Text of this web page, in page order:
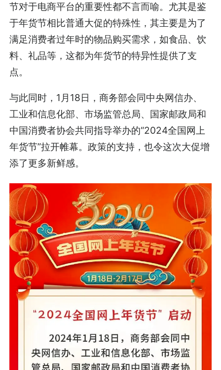
节对于电商平台的重要性都不言而喻。尤其是鉴
于年货节相比普通大促的特殊性，其主要是为了
满足消费者过年时的物品购买需求，如食品、饮
料、礼品等，这都为年货节的特异性提供了支
点。
与此同时，1月18日，商务部会同中央网信办、
工业和信息化部、市场监管总局、国家邮政局和
中国消费者协会共同指导举办的“2024全国网上
年货节”拉开帷幕。政策的支持，也令这次大促增
添了更多新鲜感。